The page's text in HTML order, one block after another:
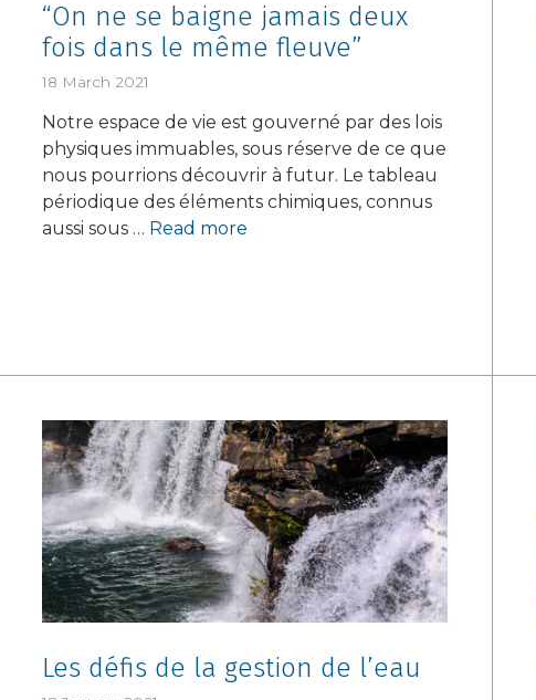
“On ne se baigne jamais deux
fois dans le même fleuve”
18 March 2021
Notre espace de vie est gouverné par des lois
physiques immuables, sous réserve de ce que
nous pourrions découvrir à futur. Le tableau
périodique des éléments chimiques, connus
aussi sous … Read more
Les défis de la gestion de l’eau